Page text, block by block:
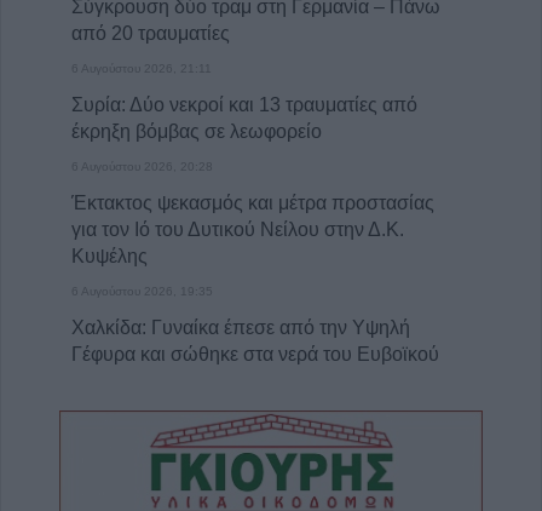
Σύγκρουση δύο τραμ στη Γερμανία – Πάνω
από 20 τραυματίες
6 Αυγούστου 2026, 21:11
Συρία: Δύο νεκροί και 13 τραυματίες από
έκρηξη βόμβας σε λεωφορείο
6 Αυγούστου 2026, 20:28
Έκτακτος ψεκασμός και μέτρα προστασίας
για τον Ιό του Δυτικού Νείλου στην Δ.Κ.
Κυψέλης
6 Αυγούστου 2026, 19:35
Χαλκίδα: Γυναίκα έπεσε από την Υψηλή
Γέφυρα και σώθηκε στα νερά του Ευβοϊκού
Καλαμπάκα: Πυροσβέστες απεγκλώβισαν
ηλικιωμένο μετά από πτώση στη Νέα Ζωή
6 Αυγούστου 2026, 19:29